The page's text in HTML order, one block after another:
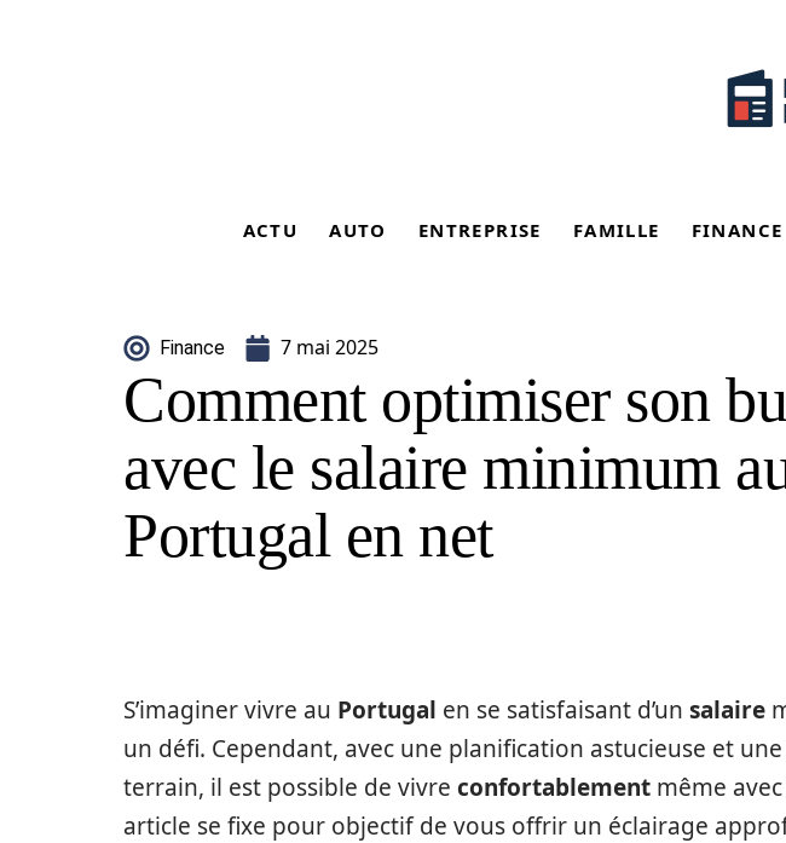
ACTU AUTO ENTREPRISE FAMILLE FINANCE
Finance 7 mai 2025
Comment optimiser son
avec le salaire minimum
Portugal en net
S’imaginer vivre au Portugal en se satisfaisant d’un salaire
un défi. Cependant, avec une planification astucieuse et
terrain, il est possible de vivre confortablement même
article se fixe pour objectif de vous offrir un éclairage